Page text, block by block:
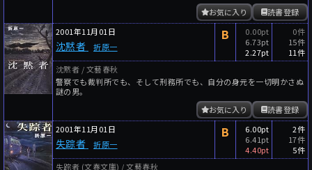
読書登録
お気に入り
2001年11月01日
沈黙者 折原一
B
0.00pt
6.73pt
2.27pt
0件
15件
11件
沈黙者 / 文藝春秋
警察でも裁判所でも、そして刑務所でも、自分の身元を一切明かさぬ
謎の男。
読書登録
お気に入り
2001年11月01日
失踪者 折原一
B
6.00pt
6.41pt
4.40pt
2件
17件
5件
失踪者 (文春文庫) / 文藝春秋